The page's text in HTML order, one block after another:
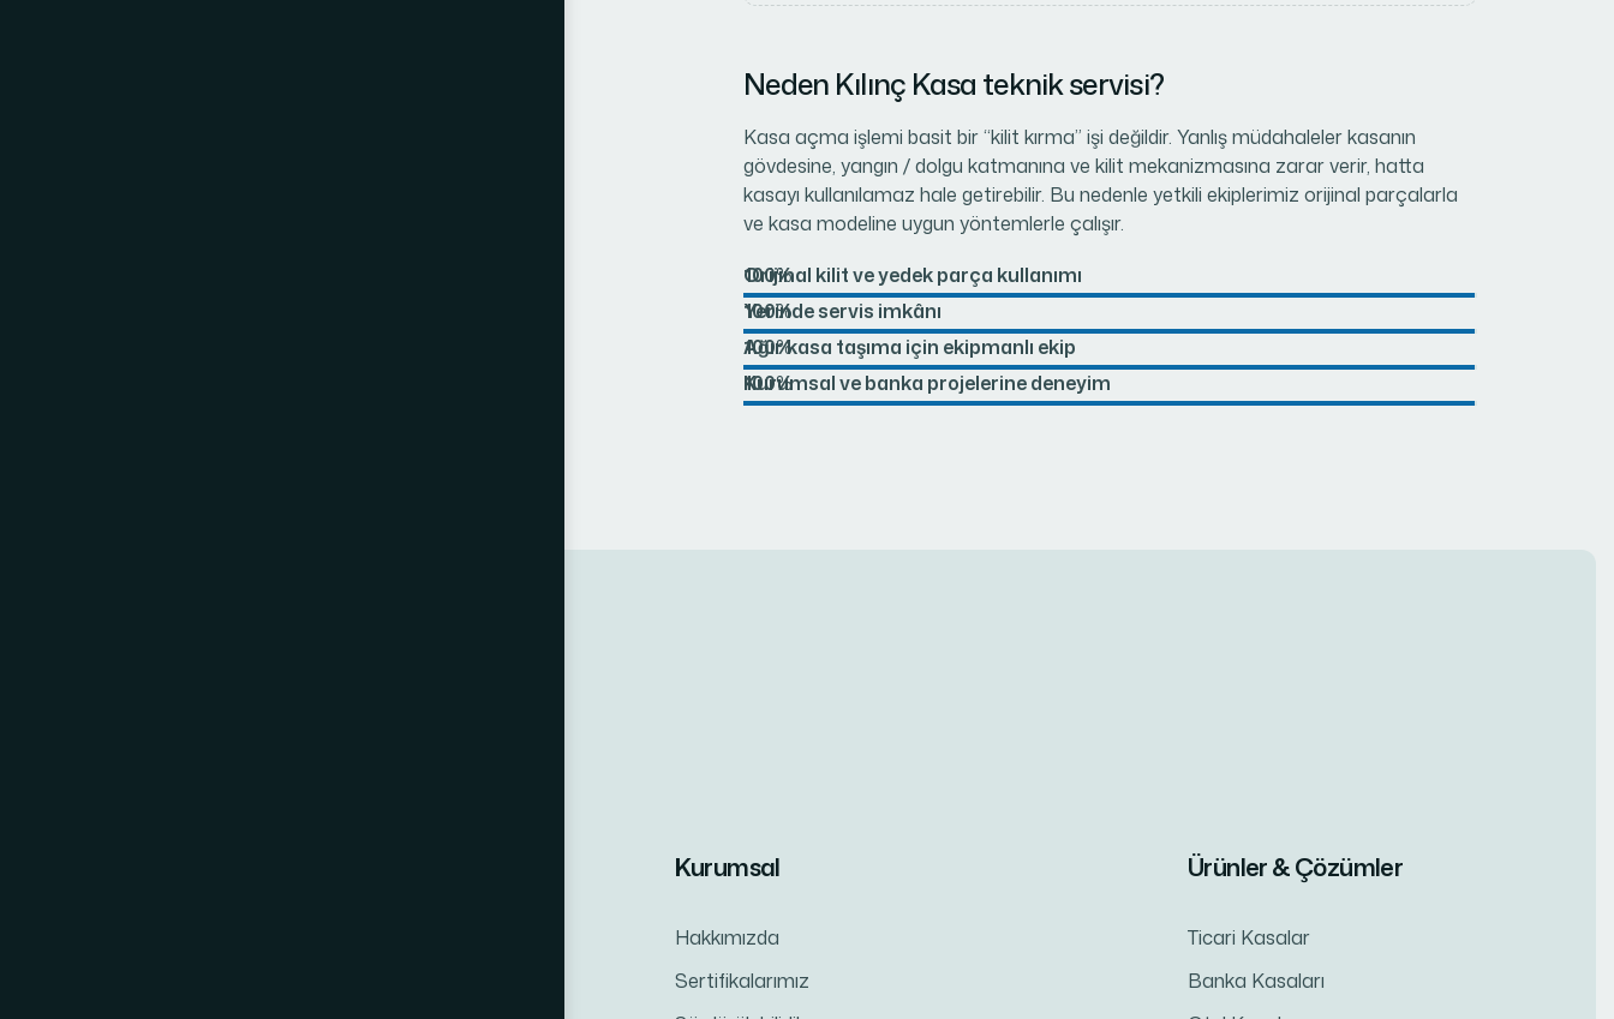
Neden Kılınç Kasa teknik servisi?
Kasa açma işlemi basit bir “kilit kırma” işi değildir. Yanlış müdahaleler kasanın
gövdesine, yangın / dolgu katmanına ve kilit mekanizmasına zarar verir, hatta
kasayı kullanılamaz hale getirebilir. Bu nedenle yetkili ekiplerimiz orijinal parçalarla
ve kasa modeline uygun yöntemlerle çalışır.
Orijinal kilit ve yedek parça kullanımı
100%
Yerinde servis imkânı
100%
Ağır kasa taşıma için ekipmanlı ekip
100%
Kurumsal ve banka projelerine deneyim
100%
Kurumsal
Hakkımızda
Sertifikalarımız
Ürünler & Çözümler
Ticari Kasalar
Banka Kasaları